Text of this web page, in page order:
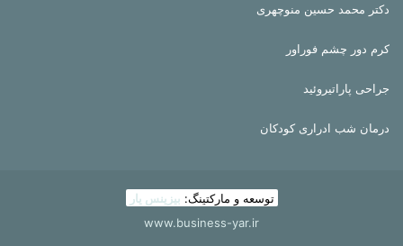
دکتر محمد حسین منوچهری
کرم دور چشم فوراور
جراحی پاراتیروئید
درمان شب ادراری کودکان
توسعه و مارکتینگ: بیزینس یار
www.business-yar.ir